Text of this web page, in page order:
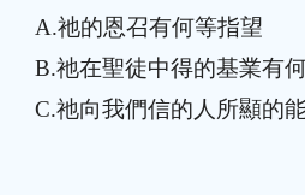
A.祂的恩召有何等指望
B.祂在聖徒中得的基業有
C.祂向我們信的人所顯的